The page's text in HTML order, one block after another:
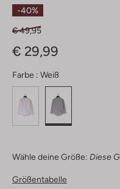
-40%
€ 49,95
€ 29,99
Farbe : Weiß
Wähle deine Größe: Diese
Größentabelle